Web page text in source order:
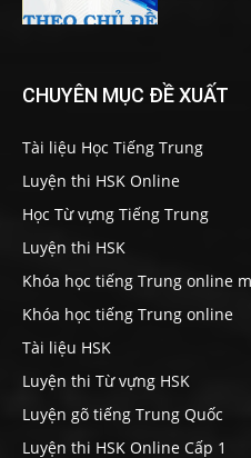
CHUYÊN MỤC ĐỀ XUẤT
Tài liệu Học Tiếng Trung
Luyện thi HSK Online
Học Từ vựng Tiếng Trung
Luyện thi HSK
Khóa học tiếng Trung online
Khóa học tiếng Trung online
Tài liệu HSK
Luyện thi Từ vựng HSK
Luyện gõ tiếng Trung Quốc
Luyện thi HSK Online Cấp 1